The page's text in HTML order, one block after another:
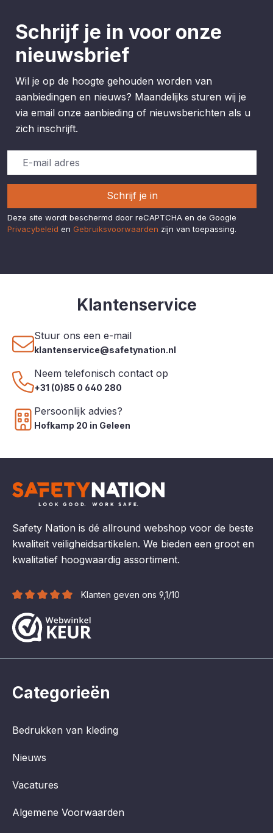
Schrijf je in voor onze
nieuwsbrief
Wil je op de hoogte gehouden worden van
aanbiedingen en nieuws? Maandelijks sturen wij je
via email onze aanbieding of nieuwsberichten als u
zich inschrijft.
Schrijf je in
Deze site wordt beschermd door reCAPTCHA en de Google
Privacybeleid en Gebruiksvoorwaarden zijn van toepassing.
Klantenservice
Stuur ons een e-mail
klantenservice@safetynation.nl
Neem telefonisch contact op
+31 (0)85 0 640 280
Persoonlijk advies?
Hofkamp 20 in Geleen
Safety Nation is dé allround webshop voor de beste
kwaliteit veiligheidsartikelen. We bieden een groot en
kwalitatief hoogwaardig assortiment.
Klanten geven ons 9,1/10
Categorieën
Bedrukken van kleding
Nieuws
Vacatures
Algemene Voorwaarden